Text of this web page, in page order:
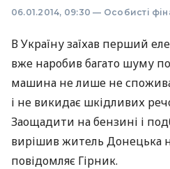
06.01.2014, 09:30 — Особисті
В Україну заїхав перший
вже наробив багато шуму
машина не лише не
і не викидає шкідливих
Заощадити на бензині і
вирішив житель Донецька
повідомляє Гірник.